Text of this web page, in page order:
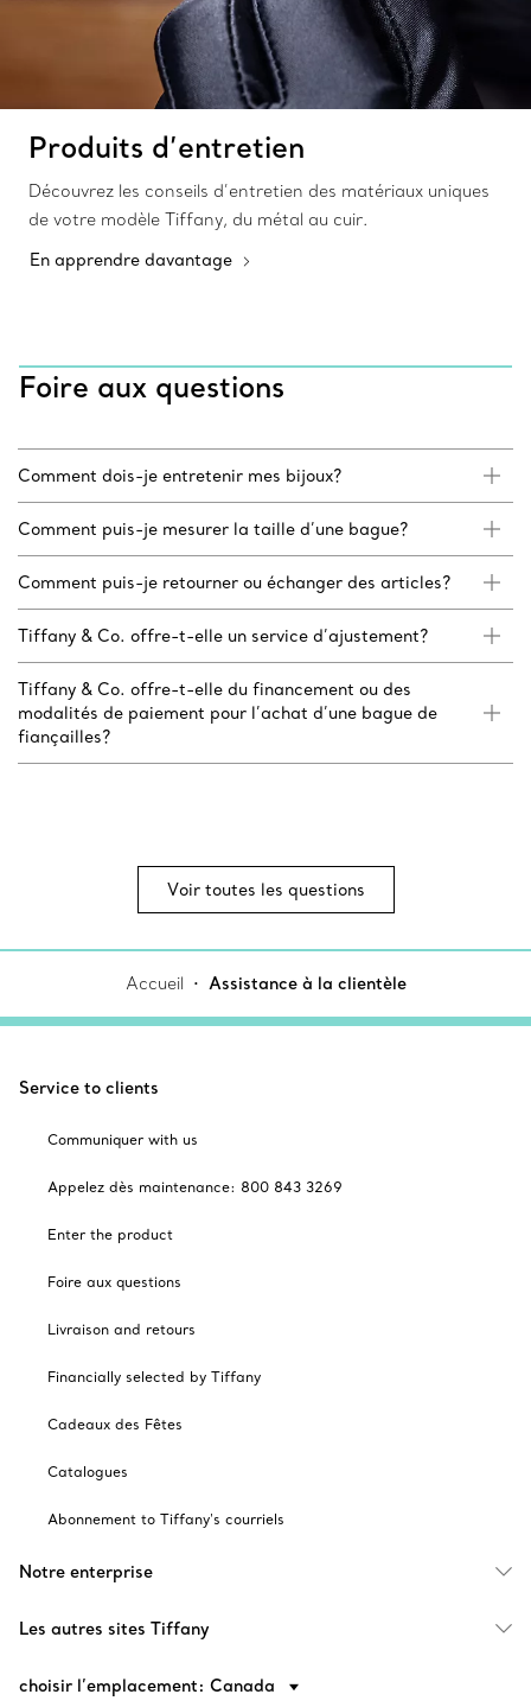
Produits d’entretien
Découvrez les conseils d’entretien des matériaux uniques
de votre modèle Tiffany, du métal au cuir.
En apprendre davantage
Foire aux questions
Comment dois-je entretenir mes bijoux?
Comment puis-je mesurer la taille d’une bague?
Comment puis-je retourner ou échanger des articles?
Tiffany & Co. offre-t-elle un service d’ajustement?
Tiffany & Co. offre-t-elle du financement ou des
modalités de paiement pour l’achat d’une bague de
fiançailles?
Voir toutes les questions
Accueil Assistance à la clientèle
Service to clients
Communiquer with us
Appelez dès maintenance: 800 843 3269
Enter the product
Foire aux questions
Livraison and retours
Financially selected by Tiffany
Cadeaux des Fêtes
Catalogues
Abonnement to Tiffany's courriels
Notre enterprise
Les autres sites Tiffany
choisir l’emplacement: Canada